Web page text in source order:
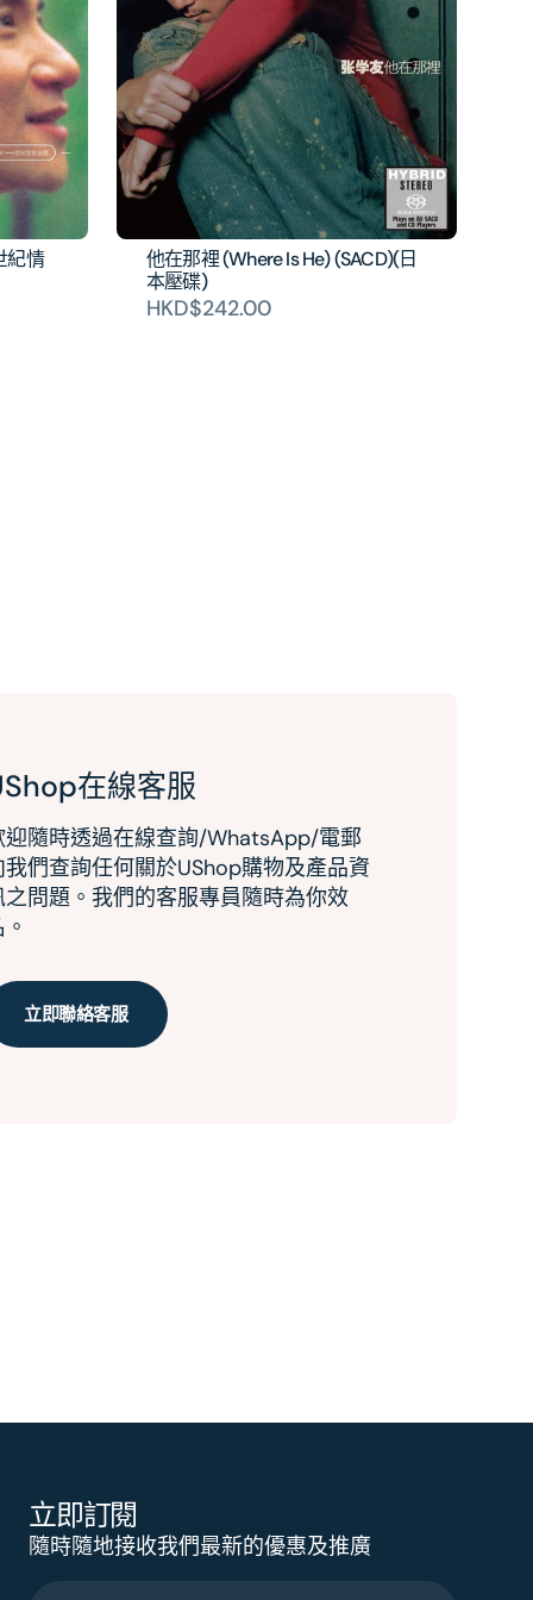
紀情
他在那裡 (Where Is He) (SACD)(日
本壓碟)
HKD$242.00
在線客服
迎隨時透過在線查詢/WhatsApp/電郵
我們查詢任何關於UShop購物及產品資
之問題。我們的客服專員隨時為你效
立即聯絡客服
立即訂閱
隨時隨地接收我們最新的優惠及推廣